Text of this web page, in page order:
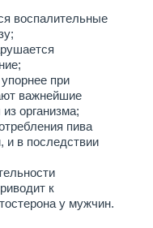
"12
воспалительные
при
важнейшие
организма;
пива
и в последствии
к
у мужчин.